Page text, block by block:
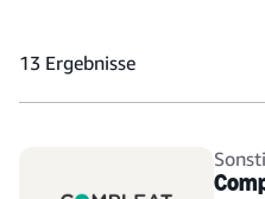
13 Ergebnisse